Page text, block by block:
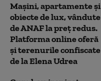
Mașini, apartamente și
obiecte de lux, vândute
de ANAF la preț redus.
Platforma online oferă
și terenurile confiscate
de la Elena Udrea